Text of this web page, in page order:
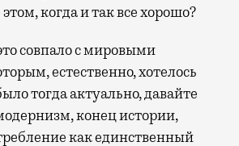
когда и так все хорошо?
совпало с мировыми
естественно, хотелось
тогда актуально, давайте
конец истории,
как единственный